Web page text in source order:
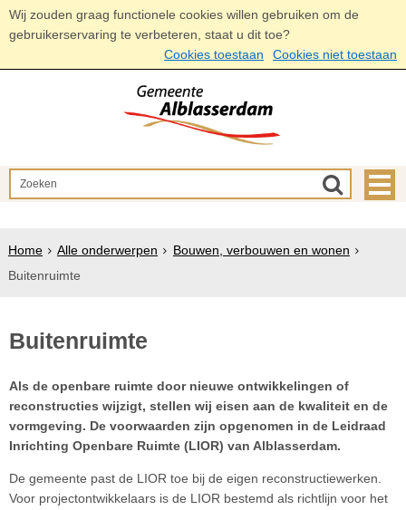
Wij zouden graag functionele cookies willen gebruiken om de
gebruikerservaring te verbeteren, staat u dit toe?
Cookies toestaan
Cookies niet toestaan
Home Alle onderwerpen
Bouwen, verbouwen en wonen
Buitenruimte
Buitenruimte
Als de openbare ruimte door nieuwe ontwikkelingen of
reconstructies wijzigt, stellen wij eisen aan de kwaliteit en de
vormgeving. De voorwaarden zijn opgenomen in de Leidraad
Inrichting Openbare Ruimte (LIOR) van Alblasserdam.
De gemeente past de LIOR toe bij de eigen reconstructiewerken.
Voor projectontwikkelaars is de LIOR bestemd als richtlijn voor het